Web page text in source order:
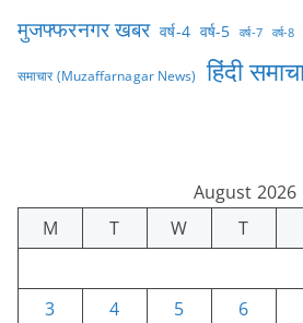
मुजफ्फरनगर खबर वर्ष-4 वर्ष-5 वर्ष-7 वर्ष-8
समाचार (Muzaffarnagar News) हिंदी
August 2026
M
T W T
3
4 5 6